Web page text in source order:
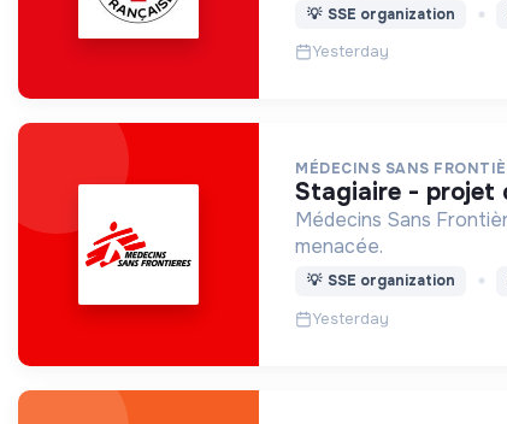
💡 SSE organization
Yesterday
MÉDECINS SANS
stagiaire -
Médecins Sans
menacée.
💡 SSE organization
Yesterday